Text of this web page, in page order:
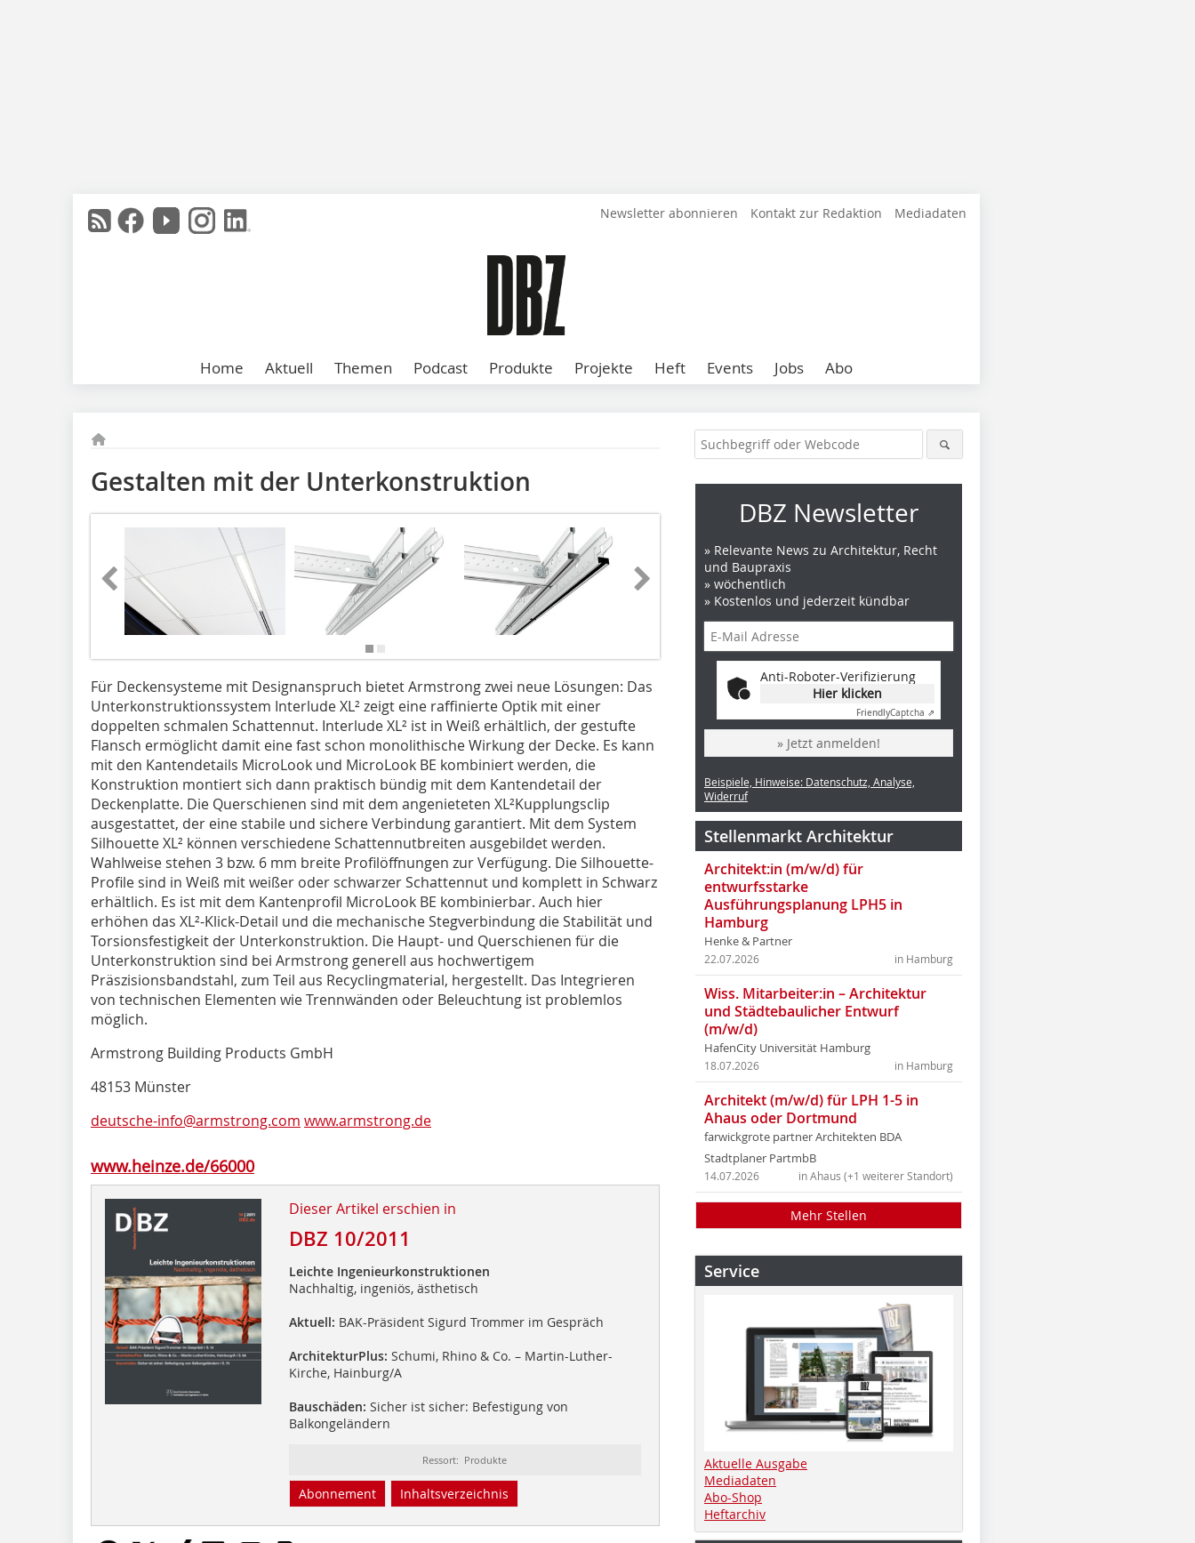
Newsletter abonnieren Kontakt zur Redaktion Mediadaten
Home Aktuell Themen Podcast Produkte Projekte Heft Events Jobs Abo
Gestalten mit der Unterkonstruktion
Für Deckensysteme mit Designanspruch bietet Armstrong zwei neue Lösungen: Das
Unterkonstruktionssystem Interlude XL² zeigt eine raffinierte Optik mit einer
doppelten schmalen Schattennut. Interlude XL² ist in Weiß erhältlich, der gestufte
Flansch ermöglicht damit eine fast schon monolithische Wirkung der Decke. Es kann
mit den Kantendetails MicroLook und MicroLook BE kombiniert werden, die
Konstruktion montiert sich dann praktisch bündig mit dem Kantendetail der
Deckenplatte. Die Querschienen sind mit dem angenieteten XL²Kupplungsclip
ausgestattet, der eine stabile und sichere Verbindung garantiert. Mit dem System
Silhouette XL² können verschiedene Schattennutbreiten ausgebildet werden.
Wahlweise stehen 3 bzw. 6 mm breite Profilöffnungen zur Verfügung. Die Silhouette-
Profile sind in Weiß mit weißer oder schwarzer Schattennut und komplett in Schwarz
erhältlich. Es ist mit dem Kantenprofil MicroLook BE kombinierbar. Auch hier
erhöhen das XL²-Klick-Detail und die mechanische Stegverbindung die Stabilität und
Torsionsfestigkeit der Unterkonstruktion. Die Haupt- und Querschienen für die
Unterkonstruktion sind bei Armstrong generell aus hochwertigem
Präszisionsbandstahl, zum Teil aus Recyclingmaterial, hergestellt. Das Integrieren
von technischen Elementen wie Trennwänden oder Beleuchtung ist problemlos
möglich.
Armstrong Building Products GmbH
48153 Münster
deutsche-info@armstrong.com www.armstrong.de
www.heinze.de/66000
Dieser Artikel erschien in
DBZ 10/2011
Leichte Ingenieurkonstruktionen
Nachhaltig, ingeniös, ästhetisch
Aktuell: BAK-Präsident Sigurd Trommer im Gespräch
ArchitekturPlus: Schumi, Rhino & Co. – Martin-Luther-
Kirche, Hainburg/A
Bauschäden: Sicher ist sicher: Befestigung von
Balkongeländern
Ressort: Produkte
Abonnement Inhaltsverzeichnis
DBZ Newsletter
» Relevante News zu Architektur, Recht
und Baupraxis
» wöchentlich
» Kostenlos und jederzeit kündbar
Anti-Roboter-Verifizierung
Hier klicken
FriendlyCaptcha ⇗
» Jetzt anmelden!
Beispiele, Hinweise: Datenschutz, Analyse,
Widerruf
Stellenmarkt Architektur
Architekt:in (m/w/d) für
entwurfsstarke
Ausführungsplanung LPH5 in
Hamburg
Henke & Partner
in Hamburg
22.07.2026
Wiss. Mitarbeiter:in – Architektur
und Städtebaulicher Entwurf
(m/w/d)
HafenCity Universität Hamburg
in Hamburg
18.07.2026
Architekt (m/w/d) für LPH 1-5 in
Ahaus oder Dortmund
farwickgrote partner Architekten BDA
Stadtplaner PartmbB
in Ahaus (+1 weiterer Standort)
14.07.2026
Mehr Stellen
Service
Aktuelle Ausgabe
Mediadaten
Abo-Shop
Heftarchiv